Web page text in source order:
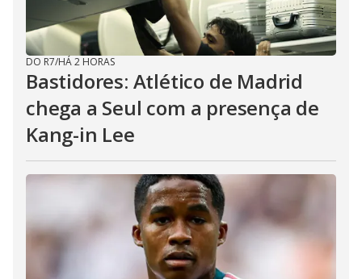
DO R7/HÁ 2 HORAS
Bastidores: Atlético de Madrid
chega a Seul com a presença de
Kang-in Lee